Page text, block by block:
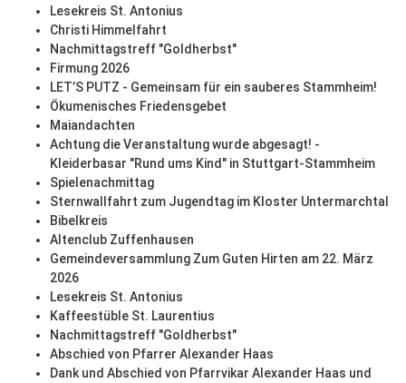
Lesekreis St. Antonius
Christi Himmelfahrt
Nachmittagstreff "Goldherbst"
Firmung 2026
LET’S PUTZ - Gemeinsam für ein sauberes Stammheim!
Ökumenisches Friedensgebet
Maiandachten
Achtung die Veranstaltung wurde abgesagt! -
Kleiderbasar "Rund ums Kind" in Stuttgart-Stammheim
Spielenachmittag
Sternwallfahrt zum Jugendtag im Kloster Untermarchtal
Bibelkreis
Altenclub Zuffenhausen
Gemeindeversammlung Zum Guten Hirten am 22. März
2026
Lesekreis St. Antonius
Kaffeestüble St. Laurentius
Nachmittagstreff "Goldherbst"
Abschied von Pfarrer Alexander Haas
Dank und Abschied von Pfarrvikar Alexander Haas und